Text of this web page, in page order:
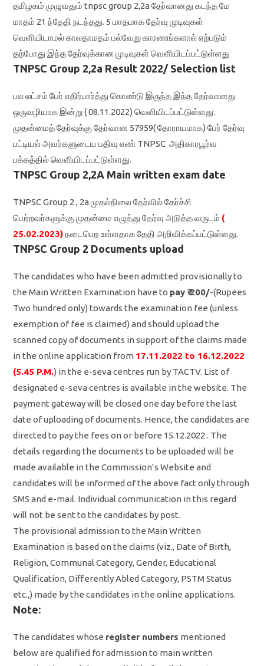
தமிழகம் முழுவதும் tnpsc group 2,2a தேர்வானது கடந்த மே
மாதம் 21 ந்தேதி நடந்தது. 5 மாதமாக தேர்வு முடிவுகள்
வெளியிடாமல் காலதாமதம் பல்வேறு காரணங்களால் ஏற்படும்
தற்போது இந்த தேர்வுக்கான முடிவுகள் வெளியிடப்பட்டுள்ளது
TNPSC Group 2,2a Result 2022/ Selection list
பல லட்சம் பேர் எதிர்பார்த்து கொண்டு இருந்த இந்த தேர்வானது
ஒருவழியாக இன்று ( 08.11.2022) வெளியிடப்பட்டுள்ளது.
முதன்மைத் தேர்வுக்கு தேர்வான 57959( தோராயமாக) பேர் தேர்வு
பட்டியல் அவர்களுடைய பதிவு எண் TNPSC அதிகாரபூர்வ
பக்கத்தில் வெளியிடப்பட்டுள்ளது.
TNPSC Group 2,2A Main written exam date
TNPSC Group 2 , 2a முதல்நிலை தேர்வில் தேர்ச்சி
பெற்றவர்களுக்கு முதன்மை எழுத்து தேர்வு அடுத்த வருடம் (
25.02.2023)நடைபெற உள்ளதாக தேதி அறிவிக்கப்பட்டுள்ளது.
TNPSC Group 2 Documents upload
The candidates who have been admitted provisionally to
the Main Written Examination have to pay ₹ 200/-(Rupees
Two hundred only) towards the examination fee (unless
exemption of fee is claimed) and should upload the
scanned copy of documents in support of the claims made
in the online application from 17.11.2022 to 16.12.2022
(5.45 P.M.) in the e-seva centres run by TACTV. List of
designated e-seva centres is available in the website. The
payment gateway will be closed one day before the last
date of uploading of documents. Hence, the candidates are
directed to pay the fees on or before 15.12.2022 . The
details regarding the documents to be uploaded will be
made available in the Commission’s Website and
candidates will be informed of the above fact only through
SMS and e-mail. Individual communication in this regard
will not be sent to the candidates by post.
The provisional admission to the Main Written
Examination is based on the claims (viz., Date of Birth,
Religion, Communal Category, Gender, Educational
Qualification, Differently Abled Category, PSTM Status
etc.,) made by the candidates in the online applications.
Note:
The candidates whose register numbers mentioned
below are qualified for admission to main written